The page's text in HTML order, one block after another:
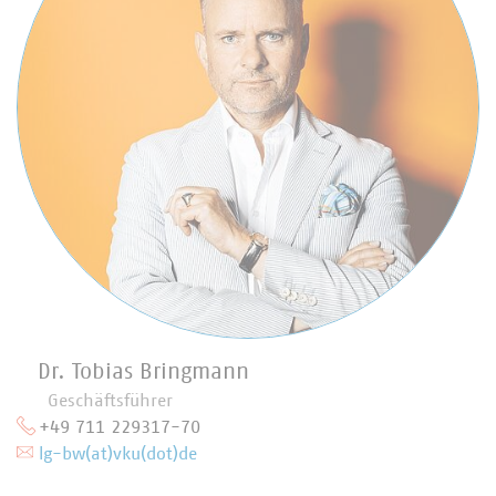
Dr. Tobias Bringmann
Geschäftsführer
+49 711 229317-70
lg-bw(at)vku(dot)de